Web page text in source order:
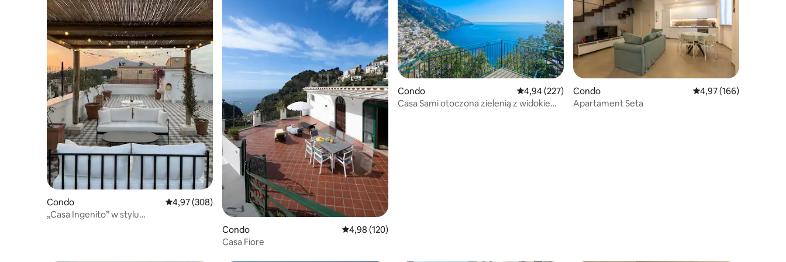
Condo Średnia ocena: 4,97 na 5, liczba recenzji: 308
4,97 (308)
„Casa Ingenito” w stylu
Condo Średnia ocena: 4,98 na 5, liczba recenzji: 120
4,98 (120)
Casa Fiore
Condo Średnia ocena: 4,94 na 5, liczba recenzji: 227
4,94 (227)
Casa Sami otoczona zielenią z widokiem
Condo Średnia ocena: 4,97
4,97 (166)
Apartament Seta